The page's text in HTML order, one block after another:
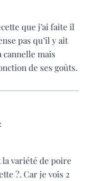
que j’ai faite il
pas qu’il y ait
cannelle mais
de ses goûts.
variété de poire
?. Car je vois 2